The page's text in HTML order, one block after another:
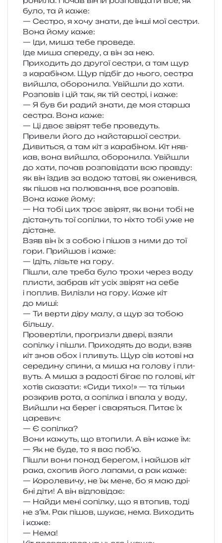
було, та й каже:
— Сестро, я хочу знати, де інші мої сестри.
Вона йому каже:
— Іди, миша тебе проведе.
Іде миша спе­ре­ду, а він за нею.
Приходить до дру­гої сестри, а там щур
з кара­бі­ном. Щур під­біг до нього, сестра
вийшла, обо­ро­ни­ла. Увійшли до хати.
Розповів і цій так, як тій сестрі, і каже:
— Я був би радий знати, де моя стар­ша
сестра. Вона каже:
— Ці двоє зві­рят тебе проведуть.
Привели його до най­стар­шої сестри.
Дивиться, а там кіт з кара­бі­ном. Кіт няв­
кав, вона вийшла, обо­ро­ни­ла. Увійшли
до хати, почав роз­по­від­а­ти всю прав­ду:
як він їздив за водою тато­ві, як оже­нив­ся,
як пішов на полю­ва­н­ня, все роз­по­вів.
Вона каже йому:
— На тобі цих троє зві­рят, як вони тобі не
діста­нуть тої сопіл­ки, то ніхто тобі уже не
дістане.
Взяв він їх з собою і пішов з ними до тої
гори. Прийшов і каже:
— Ідіть, лізь­те на гору.
Пішли, але треба було трохи через воду
пли­сти, забрав кіт усіх зві­рят на себе
і поплив. Вилізли на гору. Каже кіт
до миші:
— Ти верти діру малу, а щур за тобою
більшу.
Провертіли, про­гри­зли двері, взяли
сопіл­ку і пішли. Приходять до води, взяв
кіт знов обох і пли­вуть. Щур сів кото­ві на
сере­ди­ну спини, а миша на голо­ву і пли­
вуть. А миша з радо­сті бігає по голо­ві, кіт
хотів ска­за­ти: «Сиди тихо!» — та тіль­ки
роз­крив рота, а сопіл­ка і впала у воду,
Вийшли на берег і сва­ря­ться. Питає їх
царевич:
— Є сопілка?
Вони кажуть, що вто­пи­ли. А він каже їм:
— Як не буде, то я вас поб’ю.
Пішли вони понад бере­гом, і найшов кіт
рака, схо­пив його лапа­ми, а рак каже:
— Королевичу, не їж мене, бо я маю дрі­
бні діти! А він відповідає:
— Найди мені сопіл­ку, що я вто­пив, тоді
не з’їм. Рак пішов, шукає, нема. Виходить
і каже:
— Нема!